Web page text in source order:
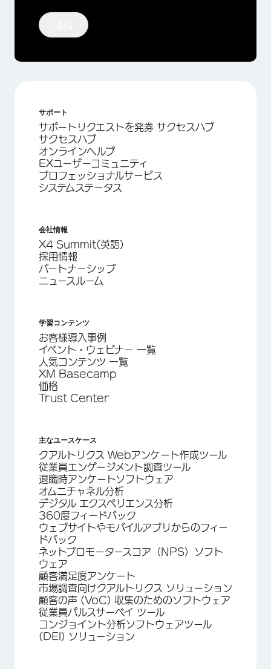
サポート
サポートリクエストを発券 サクセスハブ
サクセスハブ
オンラインヘルプ
EXユーザーコミュニティ
プロフェッショナルサービス
システムステータス
会社情報
X4 Summit(英語)
採用情報
パートナーシップ
ニュースルーム
学習コンテンツ
お客様導入事例
イベント・ウェビナー 一覧
人気コンテンツ 一覧
XM Basecamp
価格
Trust Center
主なユースケース
クアルトリクス Webアンケート作成ツール
従業員エンゲージメント調査ツール
退職時アンケートソフトウェア
オムニチャネル分析
デジタル エクスペリエンス分析
360度フィードバック
ウェブサイトやモバイルアプリからのフィー
ドバック
ネットプロモータースコア（NPS）ソフト
ウェア
顧客満足度アンケート
市場調査向けクアルトリクス ソリューション
顧客の声 (VoC) 収集のためのソフトウェア
従業員パルスサーベイ ツール
コンジョイント分析ソフトウェアツール
(DEI) ソリューション